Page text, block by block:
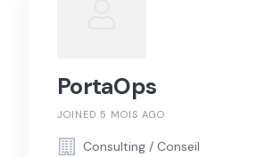
PortaOps
JOINED 5 MOIS AGO
Consulting / Conseil